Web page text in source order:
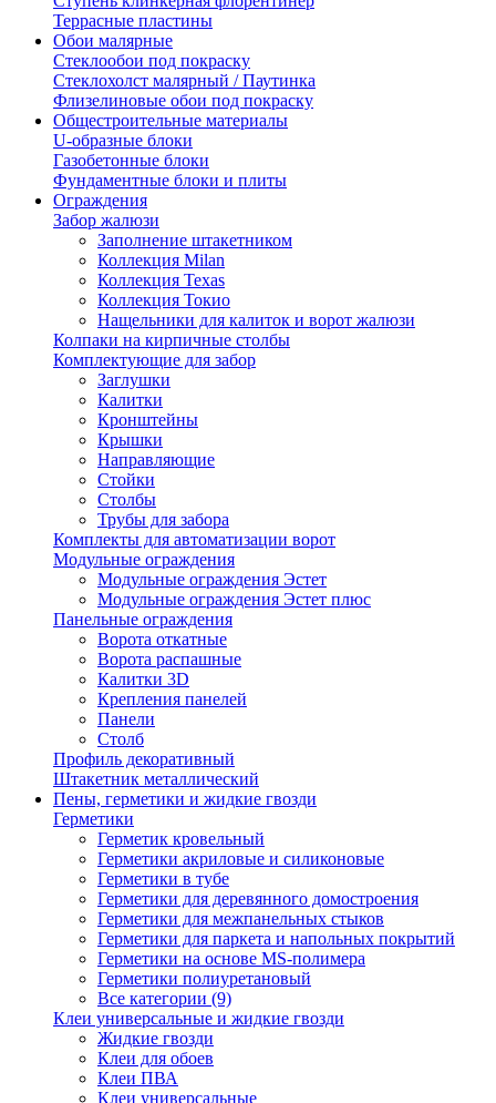
Террасные пластины
Обои малярные
Стеклообои под покраску
Стеклохолст малярный / Паутинка
Флизелиновые обои под покраску
Общестроительные материалы
U-образные блоки
Газобетонные блоки
Фундаментные блоки и плиты
Ограждения
Забор жалюзи
Заполнение штакетником
Коллекция Milan
Коллекция Texas
Коллекция Токио
Нащельники для калиток и ворот жалюзи
Колпаки на кирпичные столбы
Комплектующие для забор
Заглушки
Калитки
Кронштейны
Крышки
Направляющие
Стойки
Столбы
Трубы для забора
Комплекты для автоматизации ворот
Модульные ограждения
Модульные ограждения Эстет
Модульные ограждения Эстет плюс
Панельные ограждения
Ворота откатные
Ворота распашные
Калитки 3D
Крепления панелей
Панели
Столб
Профиль декоративный
Штакетник металлический
Пены, герметики и жидкие гвозди
Герметики
Герметик кровельный
Герметики акриловые и силиконовые
Герметики в тубе
Герметики для деревянного домостроения
Герметики для межпанельных стыков
Герметики для паркета и напольных покрытий
Герметики на основе MS-полимера
Герметики полиуретановый
Все категории (9)
Клеи универсальные и жидкие гвозди
Жидкие гвозди
Клеи для обоев
Клеи ПВА
Клеи универсальные